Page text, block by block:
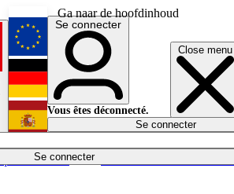
Ga naar de hoofdinhoud
Close menu
Se connecter
Économie
English
Deutsch
Español
Se connecter
Vous êtes déconnecté.
Se connecter